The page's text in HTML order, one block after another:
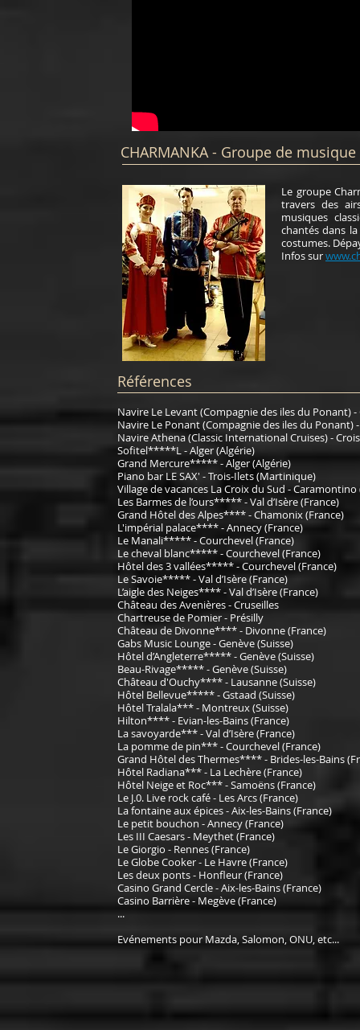
CHARMANKA - Groupe de
Le groupe
travers des
musiques
chantés dans
costumes.
Infos sur
Références
Navire Le Levant (Compagnie des iles du Ponant)
Navire Le Ponant (Compagnie des iles du Ponant)
Navire Athena (Classic International Cruises) -
Sofitel*****L - Alger (Algérie)
Grand Mercure***** - Alger (Algérie)
Piano bar LE SAX' - Trois-Ilets (Martinique)
Village de vacances La Croix du Sud - Caramontino
Les Barmes de l’ours***** - Val d’Isère (France)
Grand Hôtel des Alpes**** - Chamonix (France)
L'impérial palace**** - Annecy (France)
Le Manali***** - Courchevel (France)
Le cheval blanc***** - Courchevel (France)
Hôtel des 3 vallées***** - Courchevel (France)
Le Savoie***** - Val d’Isère (France)
L’aigle des Neiges**** - Val d’Isère (France)
Château des Avenières - Cruseilles
Chartreuse de Pomier - Présilly
Château de Divonne**** - Divonne (France)
Gabs Music Lounge - Genève (Suisse)
Hôtel d’Angleterre***** - Genève (Suisse)
Beau-Rivage***** - Genève (Suisse)
Château d'Ouchy**** - Lausanne (Suisse)
Hôtel Bellevue***** - Gstaad (Suisse)
Hôtel Tralala*** - Montreux (Suisse)
Hilton**** - Evian-les-Bains (France)
La savoyarde*** - Val d’Isère (France)
La pomme de pin*** - Courchevel (France)
Grand Hôtel des Thermes**** - Brides-les-Bains
Hôtel Radiana*** - La Lechère (France)
Hôtel Neige et Roc*** - Samoëns (France)
Le J.0. Live rock café - Les Arcs (France)
La fontaine aux épices - Aix-les-Bains (France)
Le petit bouchon - Annecy (France)
Les III Caesars - Meythet (France)
Le Giorgio - Rennes (France)
Le Globe Cooker - Le Havre (France)
Les deux ponts - Honfleur (France)
Casino Grand Cercle - Aix-les-Bains(France)
Casino Barrière - Megève(France)
...
Evénements pour Mazda, Salomon, ONU, etc...​